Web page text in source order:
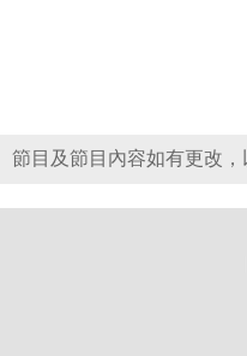
節目及節目內容如有更改，